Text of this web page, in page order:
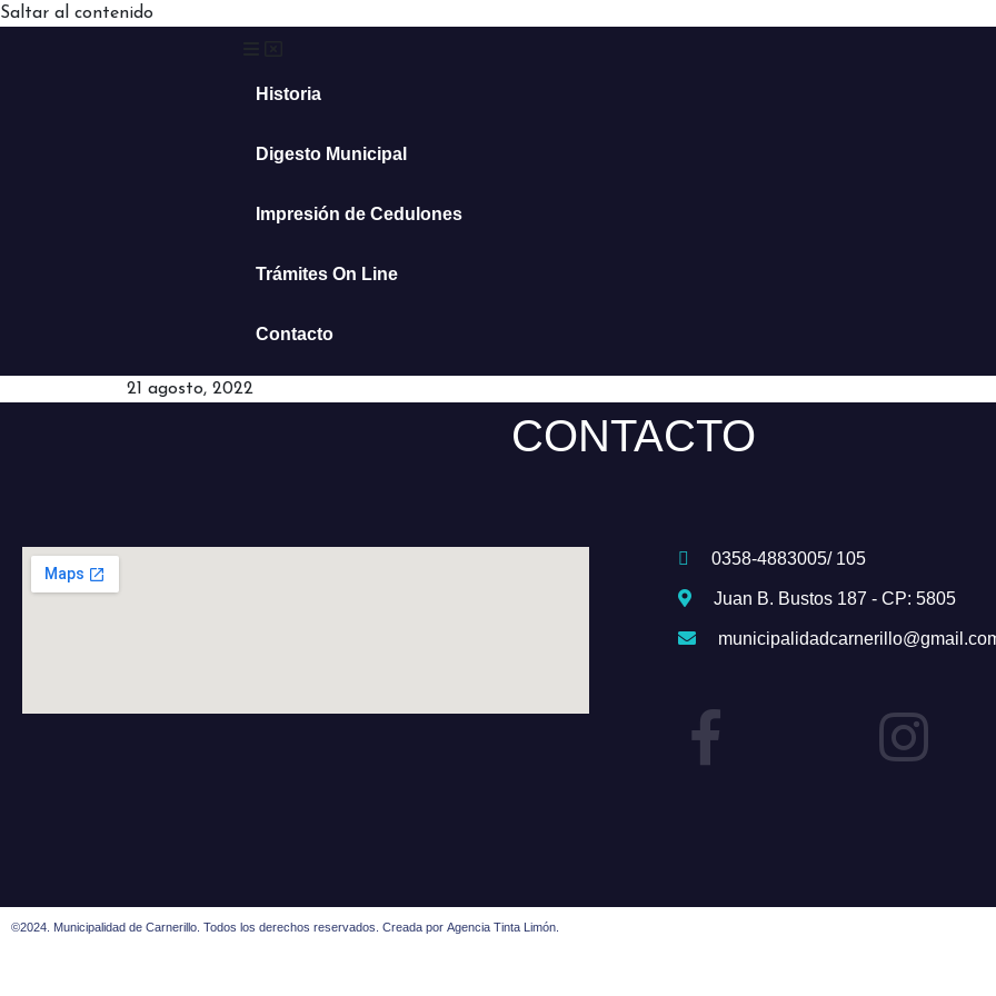
Saltar al contenido
Historia
Digesto Municipal
Impresión de Cedulones
Trámites On Line
Contacto
21 agosto, 2022
CONTACTO
0358-4883005/ 105
Juan B. Bustos 187 - CP: 5805
©2024. Municipalidad de Carnerillo. Todos los derechos reservados. Creada por Agencia Tinta Limón.